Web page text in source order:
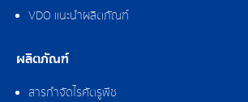
VDO แนะนำผลิตภัณฑ์
ผลิตภัณฑ์
สารกำจัดไรศัตรูพืช